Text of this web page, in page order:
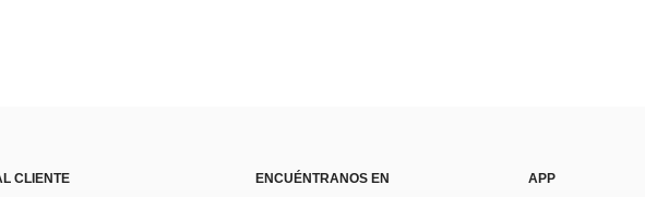
CLIENTE
ENCUÉNTRANOS EN APP